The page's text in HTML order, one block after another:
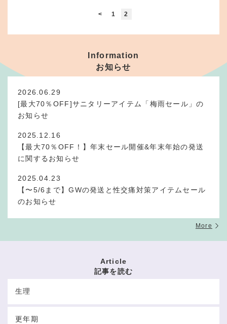
< 1 2
Information
お知らせ
2026.06.29
[最大70％OFF]サニタリーアイテム「梅雨セール」の
お知らせ
2025.12.16
【最大70％OFF！】年末セール開催&年末年始の発送
に関するお知らせ
2025.04.23
【〜5/6まで】GWの発送と性交痛対策アイテムセール
のお知らせ
More
Article
記事を読む
生理
更年期